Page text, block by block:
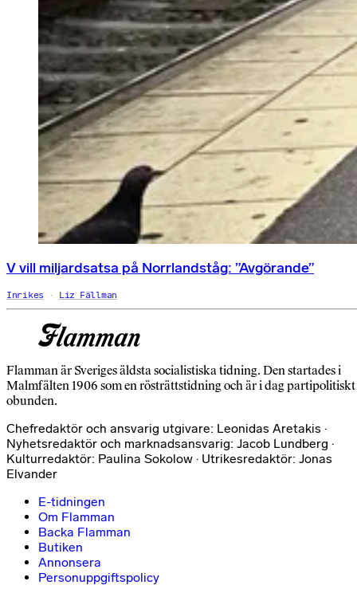
V vill miljardsatsa på Norrlandståg: ”Avgörande”
Inrikes Liz Fällman
Flamman är Sveriges äldsta socialistiska tidning. Den startades i
Malmfälten 1906 som en rösträttstidning och är i dag partipolitiskt
obunden.
Chefredaktör och ansvarig utgivare: Leonidas Aretakis ·
Nyhetsredaktör och marknadsansvarig: Jacob Lundberg ·
Kulturredaktör: Paulina Sokolow · Utrikesredaktör: Jonas
Elvander
E-tidningen
Om Flamman
Backa Flamman
Butiken
Annonsera
Personuppgiftspolicy